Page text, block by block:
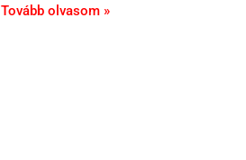
Tovább olvasom »